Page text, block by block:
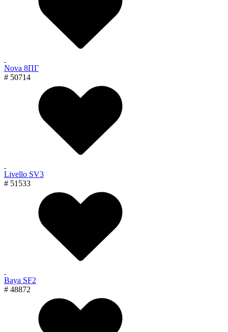
Nova 8ПГ
# 50714
Livello SV3
# 51533
Baya SF2
# 48872